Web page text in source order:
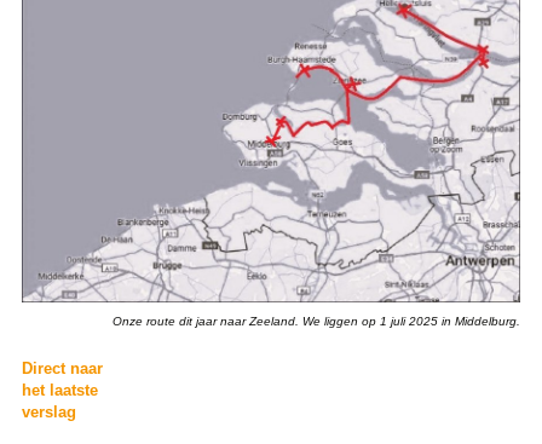
Onze route dit jaar naar Zeeland. We liggen op 1 juli 2025 in Middelburg.
Direct naar
het laatste
verslag